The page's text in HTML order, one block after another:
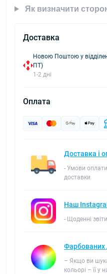
Як визначити
Доставка
Новою Поштою у
ПТ)
1-2 дні
Оплата
Доставка і
- Умови оплати
доставки
Наш
- Щоденні
Фарбованих
– Якщо ви
кольорі – її у